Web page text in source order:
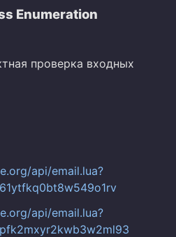
Enumeration
проверка входных
api/email.lua?
api/email.lua?